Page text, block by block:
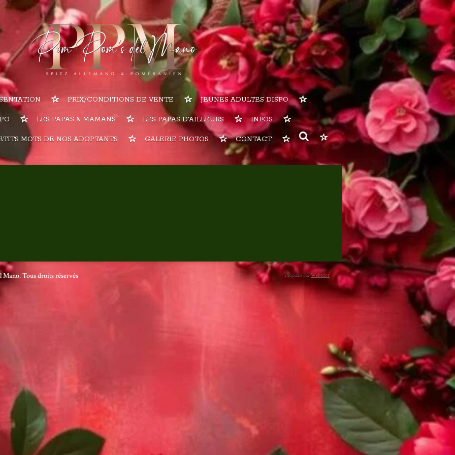
PRIX/CONDITIONS DE VENTE JEUNES ADULTES DISPO
LES PAPAS & MAMANS LES PAPAS D'AILLEURS INFOS
MOTS DE NOS ADOPTANTS GALERIE PHOTOS CONTACT
Mano. Tous droits réservés Propulsé parWebador